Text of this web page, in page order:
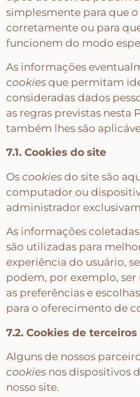
simplesmente para que
corretamente ou para
funcionem do modo
As informações
cookies que permitam
consideradas dados
as regras previstas nesta
também lhes são
7.1. Cookies do site
Os cookies do site são
computador ou
administrador
As informações
são utilizadas para
experiência do usuário,
podem, por exemplo,
as preferências e
para o oferecimento de
7.2. Cookies de terceiros
Alguns de nossos
cookies nos dispositivos
nosso site.